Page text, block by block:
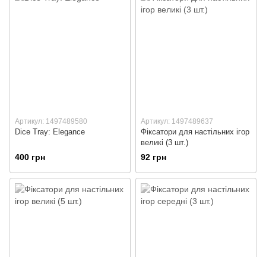
Артикул: 1497489580
Dice Tray: Elegance
400 грн
Артикул: 1497489637
Фіксатори для настільних ігор
великі (3 шт.)
92 грн